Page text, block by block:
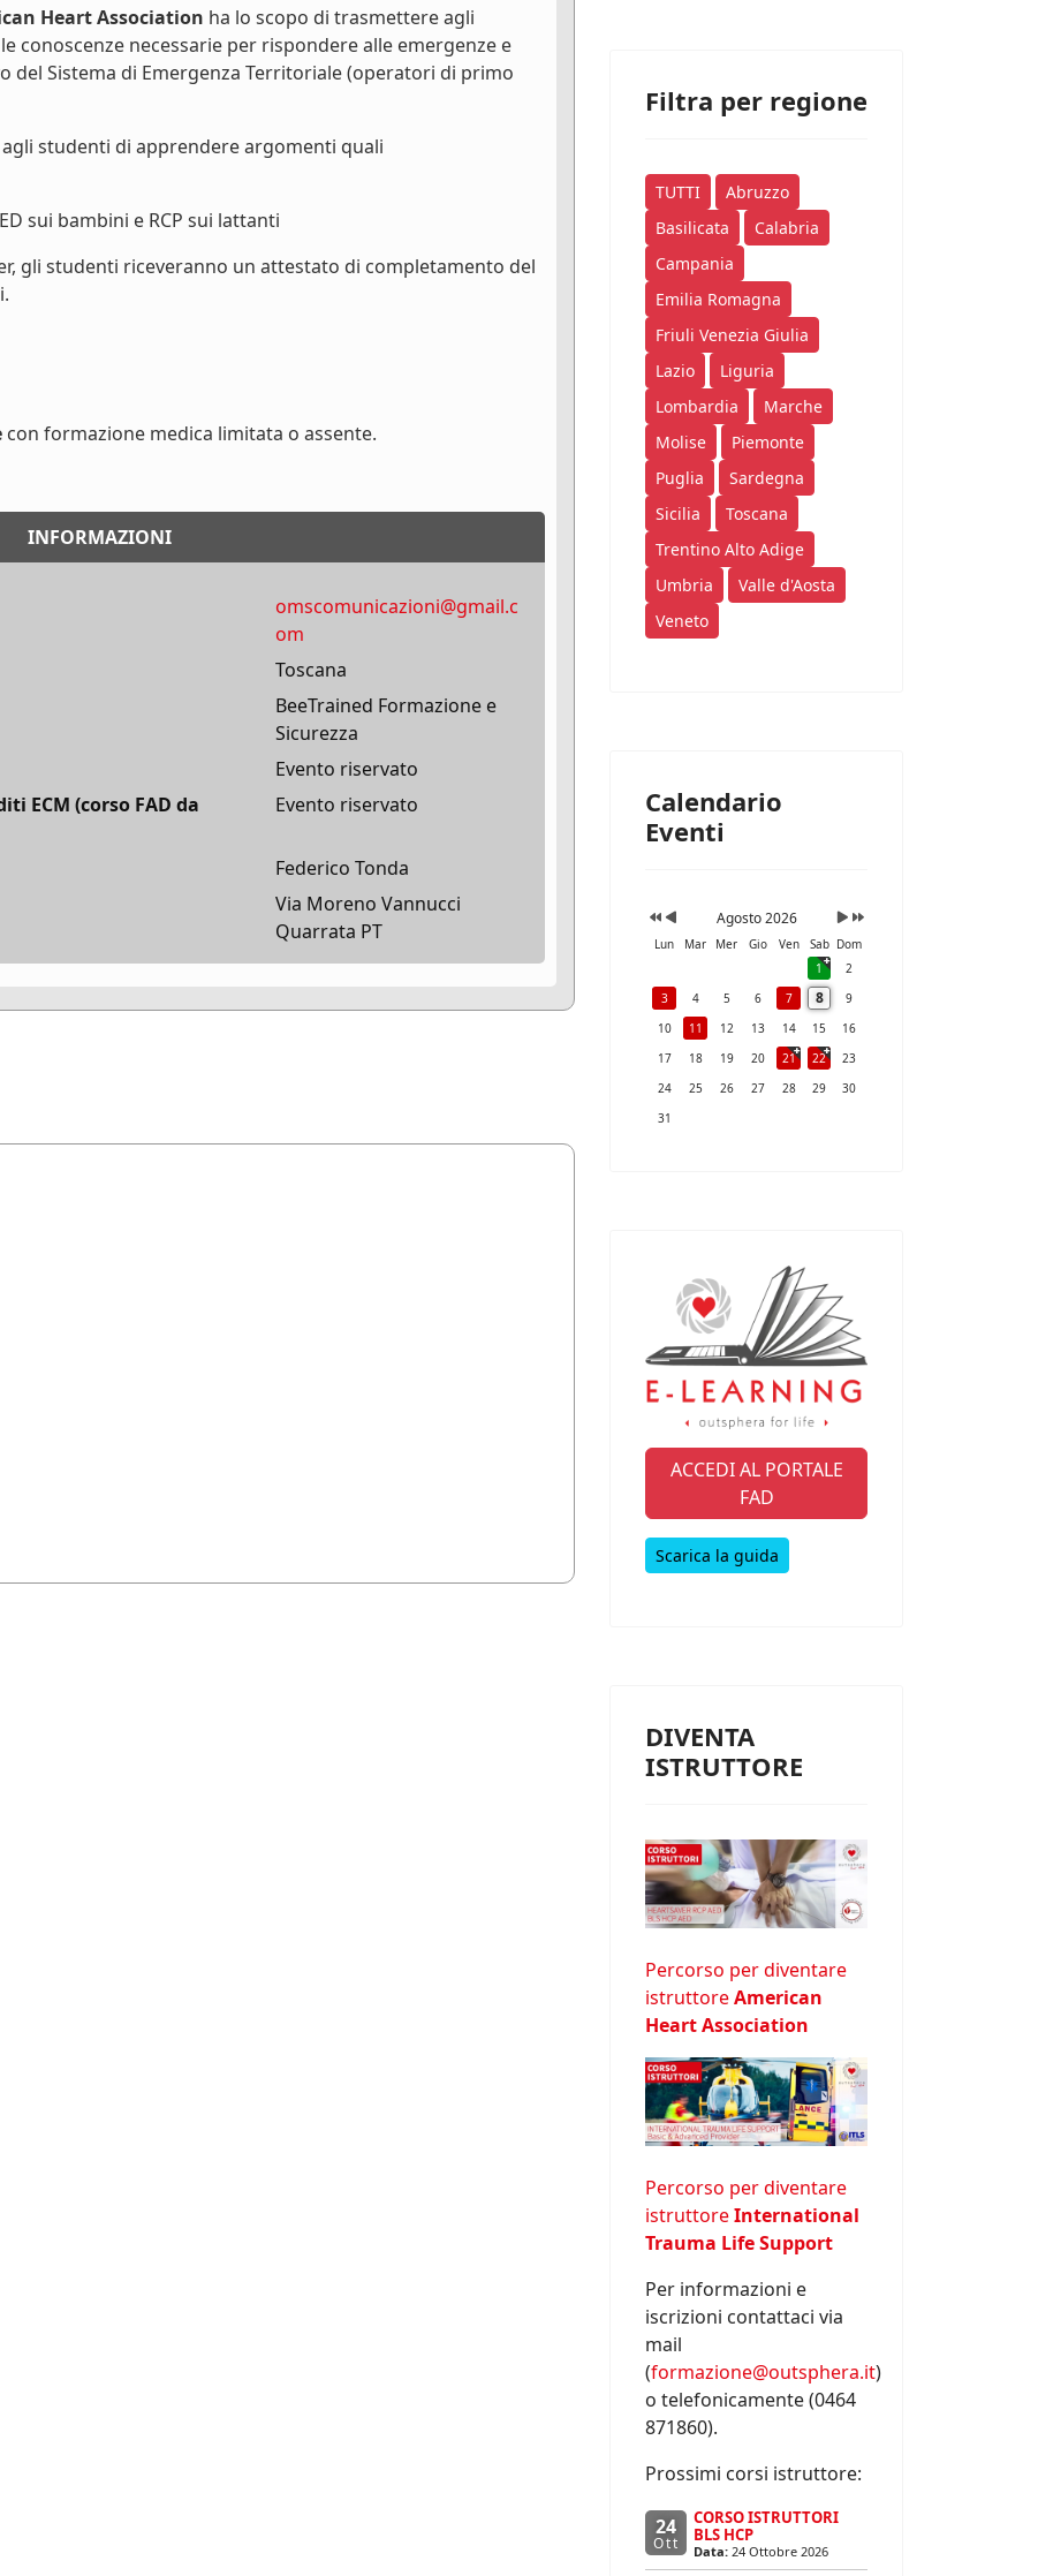
Heart Association ha lo scopo di trasmettere agli
conoscenze necessarie per rispondere alle emergenze e
del Sistema di Emergenza Territoriale (operatori di primo
studenti di apprendere argomenti quali
sui bambini e RCP sui lattanti
gli studenti riceveranno un attestato di completamento del
con formazione medica limitata o assente.
INFORMAZIONI
omscomunicazioni@gmail.c
om
Toscana
BeeTrained Formazione e
Sicurezza
Evento riservato
ECM (corso FAD da
Evento riservato
Federico Tonda
Via Moreno Vannucci
Quarrata PT
Filtra per regione
TUTTI
Abruzzo
Basilicata
Calabria
Campania
Emilia Romagna
Friuli Venezia Giulia
Lazio
Liguria
Lombardia
Marche
Molise
Piemonte
Puglia
Sardegna
Sicilia
Toscana
Trentino Alto Adige
Umbria
Valle d'Aosta
Veneto
Calendario
Eventi
Agosto 2026
Lun Mar Mer Gio Ven Sab Dom
1
2
3
4 5 6 7 8
9
10
11 12 13 14 15
16
17
18 19 20 21 22
23
24
25 26 27 28 29
30
31
ACCEDI AL PORTALE
FAD
Scarica la guida
DIVENTA
ISTRUTTORE
Percorso per diventare
istruttoreAmerican
Heart Association
Percorso per diventare
istruttoreInternational
Trauma Life Support
Per informazioni e
iscrizioni contattaci via
mail
(formazione@outsphera.it)
o telefonicamente (0464
871860).
Prossimi corsi istruttore:
24
Ott
CORSO ISTRUTTORI
BLS HCP
Data: 24 Ottobre 2026